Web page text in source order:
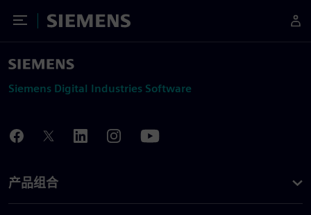
Toggle Menu
Siemens
Siemens Digital Industries Software
产品组合